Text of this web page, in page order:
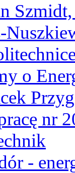
o
nr
-